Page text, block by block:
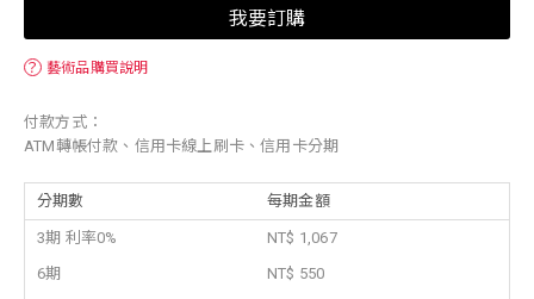
我要訂購
？ 藝術品購買說明
付款方式：
ATM轉帳付款、信用卡線上刷卡、信用卡分期
分期數 每期金額
3期 利率0%
NT$ 1,067
6期
NT$ 550